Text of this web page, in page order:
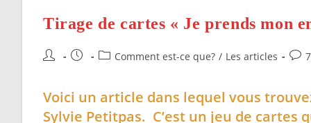
N°41
Tirage de cartes « Je prends mon
Auteur/autrice
publication :
Publication
PostComment est-ce que? / Les articles
Voici un article dans lequel vous
Sylvie Petitpas. C’est un jeu de